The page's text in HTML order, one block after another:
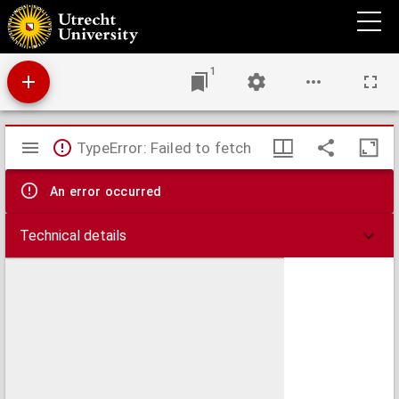
Iets over de 'Leer van de verschijnselen' in de wijsbegeerte van den godsdienst
1
Mirador
viewer
TypeError: Failed to fetch
An error occurred
Technical details